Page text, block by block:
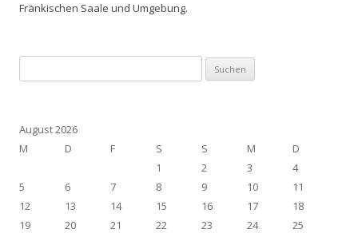
Fränkischen Saale und Umgebung.
nach:
August 2026
M
D F S S M
D
1
2 3
4
5
6 7 8 9 10
11
12
13 14 15 16 17
18
19
20 21 22 23 24
25